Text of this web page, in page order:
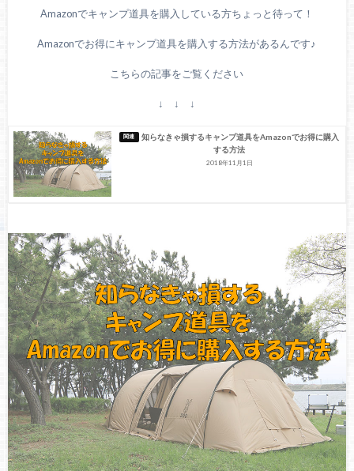
Amazonでキャンプ道具を購入している方ちょっと待って！
Amazonでお得にキャンプ道具を購入する方法があるんです♪
こちらの記事をご覧ください
↓ ↓ ↓
知らなきゃ損するキャンプ道具をAmazonでお得に購入
する方法
2018年11月1日